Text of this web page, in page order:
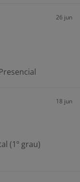
26 jun
18 jun
(1º grau)